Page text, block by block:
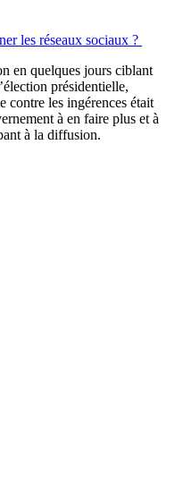
les réseaux sociaux ?
en quelques jours ciblant
présidentielle,
contre les ingérences était
à en faire plus et à
à la diffusion.